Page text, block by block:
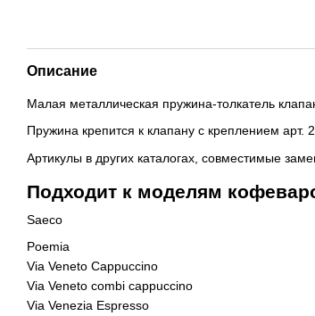
Описание
Малая металлическая пружина-толкатель
Пружина крепится к клапану с креплением арт.
Артикулы в других каталогах, совместимые
Подходит к моделям
Saeco
Poemia
Via Veneto Cappuccino
Via Veneto combi cappuccino
Via Venezia Espresso